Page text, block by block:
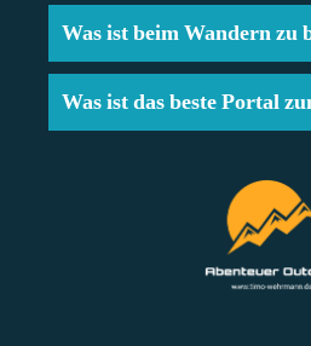
Was ist beim Wandern zu
Was ist das beste Portal